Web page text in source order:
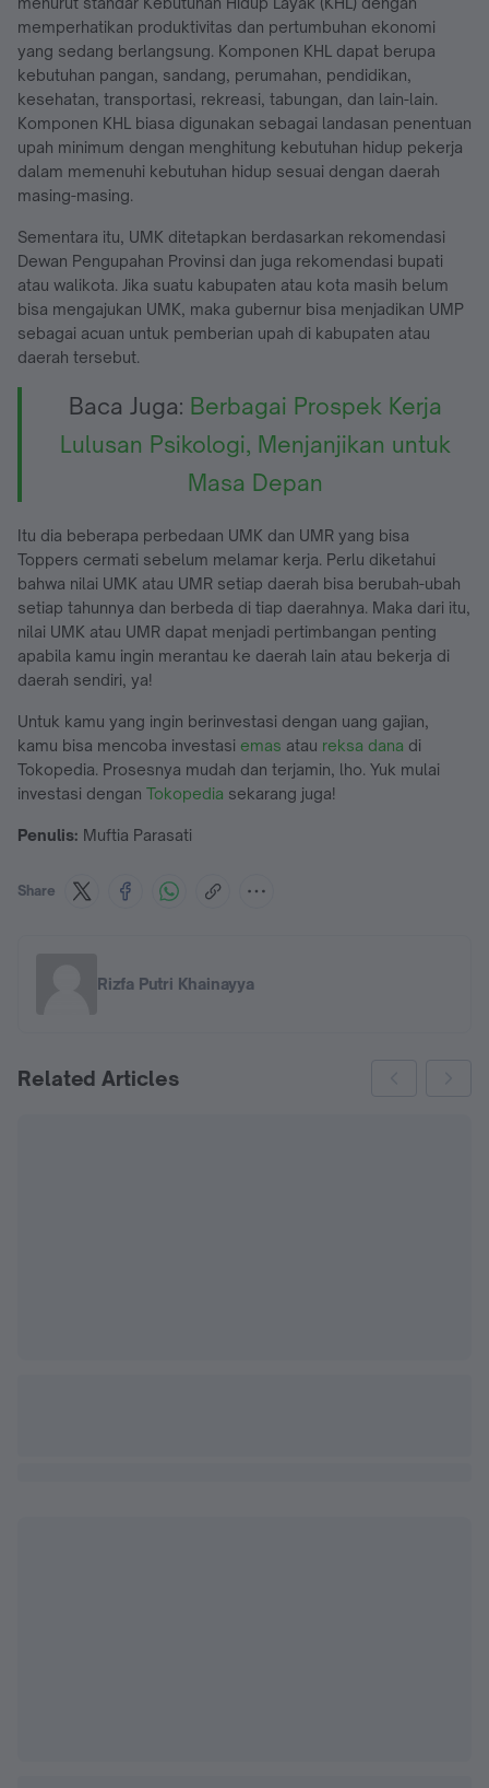
memperhatikan produktivitas dan pertumbuhan ekonomi
yang sedang berlangsung. Komponen KHL dapat berupa
kebutuhan pangan, sandang, perumahan, pendidikan,
kesehatan, transportasi, rekreasi, tabungan, dan lain-lain.
Komponen KHL biasa digunakan sebagai landasan penentuan
upah minimum dengan menghitung kebutuhan hidup pekerja
dalam memenuhi kebutuhan hidup sesuai dengan daerah
masing-masing.
Sementara itu, UMK ditetapkan berdasarkan rekomendasi
Dewan Pengupahan Provinsi dan juga rekomendasi bupati
atau walikota. Jika suatu kabupaten atau kota masih belum
bisa mengajukan UMK, maka gubernur bisa menjadikan UMP
sebagai acuan untuk pemberian upah di kabupaten atau
daerah tersebut.
Baca Juga: Berbagai Prospek Kerja
Lulusan Psikologi, Menjanjikan untuk
Masa Depan
Itu dia beberapa perbedaan UMK dan UMR yang bisa
Toppers cermati sebelum melamar kerja. Perlu diketahui
bahwa nilai UMK atau UMR setiap daerah bisa berubah-ubah
setiap tahunnya dan berbeda di tiap daerahnya. Maka dari itu,
nilai UMK atau UMR dapat menjadi pertimbangan penting
apabila kamu ingin merantau ke daerah lain atau bekerja di
daerah sendiri, ya!
Untuk kamu yang ingin berinvestasi dengan uang gajian,
kamu bisa mencoba investasi emas atau reksa dana di
Tokopedia. Prosesnya mudah dan terjamin, lho. Yuk mulai
investasi dengan Tokopedia sekarang juga!
Penulis: Muftia Parasati
Share
Rizfa Putri Khainayya
Related Articles